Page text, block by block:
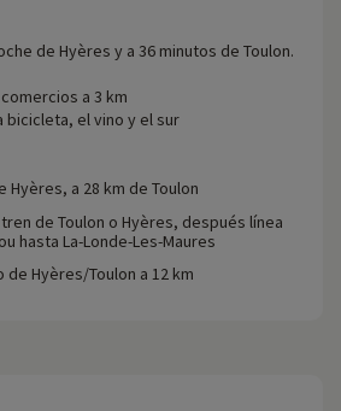
de Hyères y a 36 minutos de Toulon.
a 3 km
bicicleta, el vino y el sur
Hyères, a 28 km de Toulon
de Toulon o Hyères, después línea
hasta La-Londe-Les-Maures
Hyères/Toulon a 12 km